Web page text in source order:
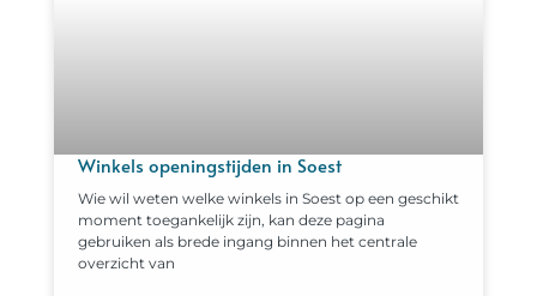
Winkels openingstijden in Soest
Wie wil weten welke winkels in Soest op een geschikt
moment toegankelijk zijn, kan deze pagina
gebruiken als brede ingang binnen het centrale
overzicht van